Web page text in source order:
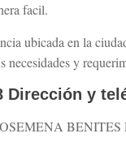
facil.
ubicada en la
necesidades y
Dirección y
BENITES